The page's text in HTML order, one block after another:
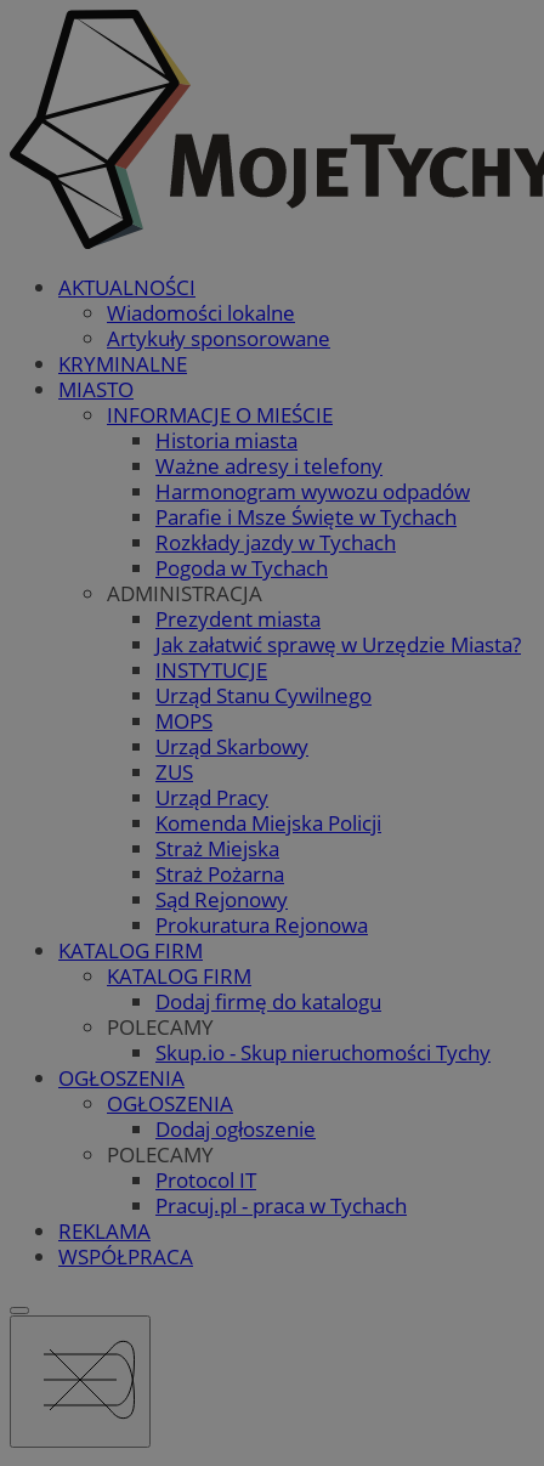
AKTUALNOŚCI
Wiadomości lokalne
Artykuły sponsorowane
KRYMINALNE
MIASTO
INFORMACJE O MIEŚCIE
Historia miasta
Ważne adresy i telefony
Harmonogram wywozu odpadów
Parafie i Msze Święte w Tychach
Rozkłady jazdy w Tychach
Pogoda w Tychach
ADMINISTRACJA
Prezydent miasta
Jak załatwić sprawę w Urzędzie Miasta?
INSTYTUCJE
Urząd Stanu Cywilnego
MOPS
Urząd Skarbowy
ZUS
Urząd Pracy
Komenda Miejska Policji
Straż Miejska
Straż Pożarna
Sąd Rejonowy
Prokuratura Rejonowa
KATALOG FIRM
KATALOG FIRM
Dodaj firmę do katalogu
POLECAMY
Skup.io - Skup nieruchomości Tychy
OGŁOSZENIA
OGŁOSZENIA
Dodaj ogłoszenie
POLECAMY
Protocol IT
Pracuj.pl - praca w Tychach
REKLAMA
WSPÓŁPRACA